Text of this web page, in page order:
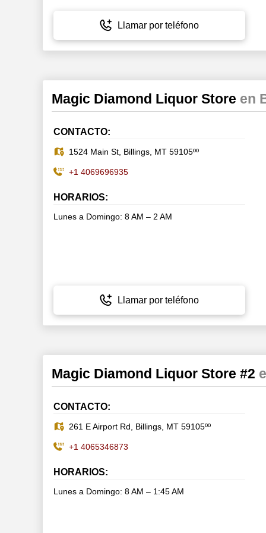
Llamar por teléfono
Magic Diamond Liquor Store en
CONTACTO:
1524 Main St, Billings, MT 59105ºº
+1 4069696935
HORARIOS:
Lunes a Domingo: 8 AM – 2 AM
Llamar por teléfono
Magic Diamond Liquor Store #2
CONTACTO:
261 E Airport Rd, Billings, MT 59105ºº
+1 4065346873
HORARIOS:
Lunes a Domingo: 8 AM – 1:45 AM